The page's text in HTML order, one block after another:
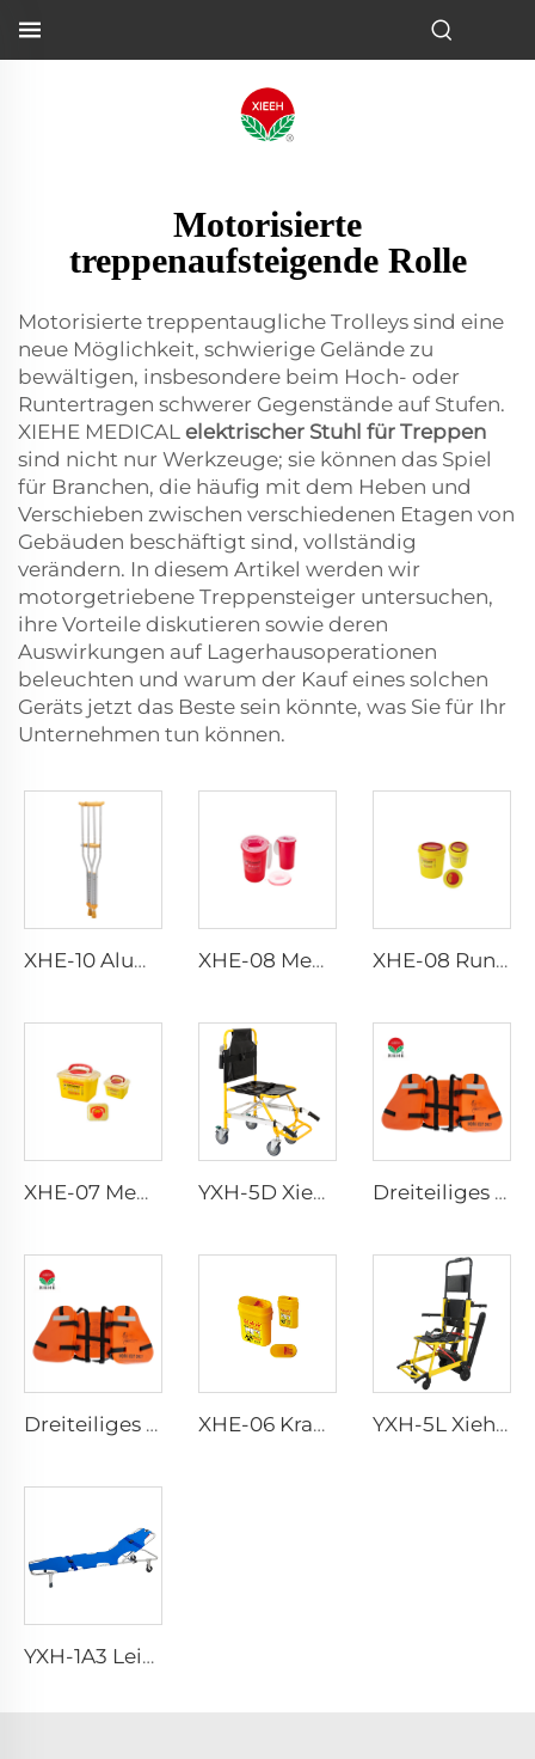
Motorisierte
treppenaufsteigende Rolle
Motorisierte treppentaugliche Trolleys sind eine
neue Möglichkeit, schwierige Gelände zu
bewältigen, insbesondere beim Hoch- oder
Runtertragen schwerer Gegenstände auf Stufen.
XIEHE MEDICAL elektrischer Stuhl für Treppen
sind nicht nur Werkzeuge; sie können das Spiel
für Branchen, die häufig mit dem Heben und
Verschieben zwischen verschiedenen Etagen von
Gebäuden beschäftigt sind, vollständig
verändern. In diesem Artikel werden wir
motorgetriebene Treppensteiger untersuchen,
ihre Vorteile diskutieren sowie deren
Auswirkungen auf Lagerhausoperationen
beleuchten und warum der Kauf eines solchen
Geräts jetzt das Beste sein könnte, was Sie für Ihr
Unternehmen tun können.
XHE-10 Aluminium-Krücken XHE-08 Medizinischer Stichfesten Scharfen Behälter XHE-08 Runder Medizinischer Scharfenbehälter
XHE-07 Medizinische Versorgungsartikel Plastik-Scharfenbehälter YXH-5D Xiehe Treppensteigrollstuhl Elektrischer Treppenstuhl Dreiteiliges Arbeitsleben Weste für Erwachsene
Dreiteiliges Arbeitsleben Weste für Erwachsene XHE-06 Krankenhauswiederholbarer Scharfenbehälter YXH-5L Xiehe Treppensteigrollstuhl Elektrischer Treppenstuhl
YXH-1A3 Leichtgewichtiger Faltbarer Notfalltrage für Patienten